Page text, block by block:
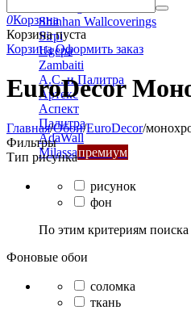
Shinhan Wallcoverings
Sirpi
Ugepa
Zambaiti
А.С. и Палитра
Артекс
Аспект
Палитра
AdaWall
Milassaпремиум
0Корзина
Корзина пуста
Корзина Оформить заказ
EuroDecor
Главная/Обои/EuroDecor/
Фильтры
Тип рисунка
рисунок
фон
По этим критериям
Фоновые обои
соломка
ткань